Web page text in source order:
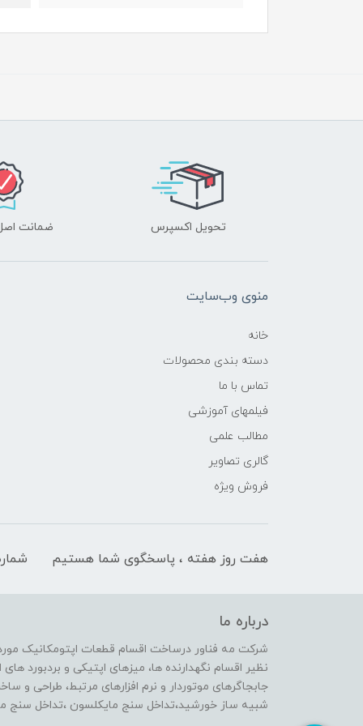
تحویل اکسپرس ضمانت
منوی وب‌سایت
خانه
دسته بندی محصولات
تماس با ما
فیلمهای آموزشی
مطالب علمی
گالری تصاویر
فروش ویژه
هفت روز هفته ، پاسخگوی شما هستیم
درباره ما
شرکت مه فناور درساخت اقسام قطعات اپتومکانیک
نظیر اقسام نگهدارنده ها، میزهای اپتیکی و بردبورد
جابجاگرهای موتوردار و نرم افزارهای مرتبط، طراحی و
شبیه ساز خورشید،تداخل سنج مایکلسون ،تداخل سنج